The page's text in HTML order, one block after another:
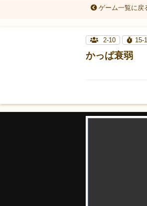
ゲーム一覧に戻
2-10 15-
かっぱ衰弱